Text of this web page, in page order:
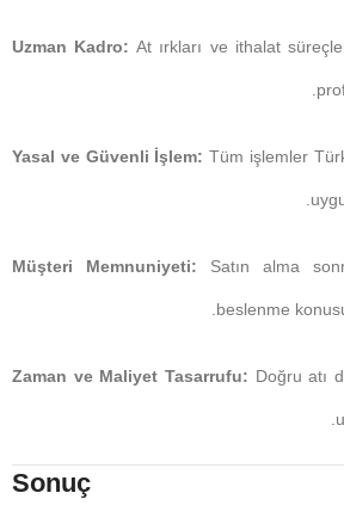
Uzman Kadro: At ırkları ve ithalat
Yasal ve Güvenli İşlem: Tüm işlemler
Müşteri Memnuniyeti: Satın alma
beslenme
Zaman ve Maliyet Tasarrufu: Doğru atı
Sonuç